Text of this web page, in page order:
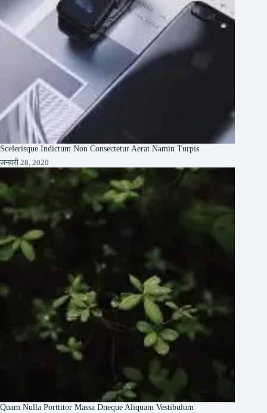
Scelerisque Indictum Non Consectetur Aerat Namin Turpis
जनवरी 28, 2020
Quam Nulla Porttitor Massa Dneque Aliquam Vestibulum